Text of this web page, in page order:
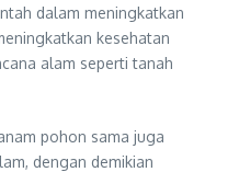
dalam meningkatkan
kesehatan
alam seperti tanah
pohon sama juga
dengan demikian